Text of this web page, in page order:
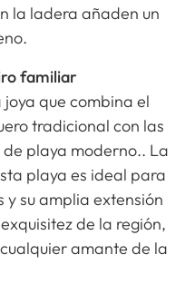
la ladera añaden un
familiar
joya que combina el
tradicional con las
playa moderno.. La
playa es ideal para
y su amplia extensión
de la región,
amante de la